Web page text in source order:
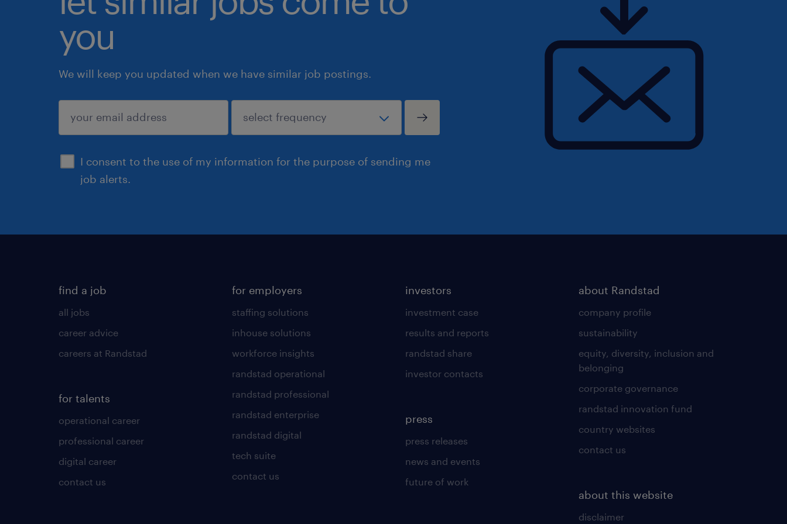
you
We will keep you updated when we have similar job postings.
I consent to the use of my information for the purpose of sending me
job alerts.
submit
find a job
all jobs
career advice
careers at Randstad
for talents
operational career
professional career
digital career
contact us
for employers
staffing solutions
inhouse solutions
workforce insights
randstad operational
randstad professional
randstad enterprise
randstad digital
tech suite
contact us
investors
investment case
results and reports
randstad share
investor contacts
press
press releases
news and events
future of work
about Randstad
company profile
sustainability
equity, diversity, inclusion and
belonging
corporate governance
randstad innovation fund
country websites
contact us
about this website
disclaimer